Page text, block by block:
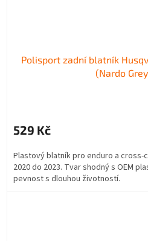
Polisport zadní blatník
(Nardo
529 Kč
Plastový blatník pro enduro a cross-
2020 do 2023. Tvar shodný s OEM
pevnost s dlouhou životností.